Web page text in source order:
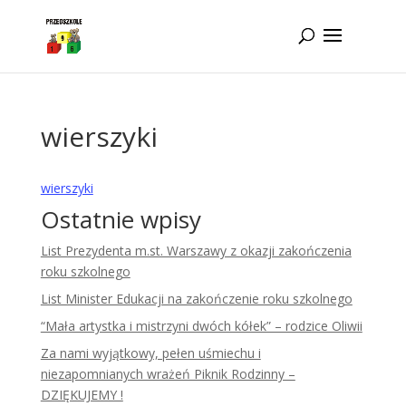
wierszyki
wierszyki
Ostatnie wpisy
List Prezydenta m.st. Warszawy z okazji zakończenia
roku szkolnego
List Minister Edukacji na zakończenie roku szkolnego
“Mała artystka i mistrzyni dwóch kółek” – rodzice Oliwii
Za nami wyjątkowy, pełen uśmiechu i
niezapomnianych wrażeń Piknik Rodzinny –
DZIĘKUJEMY !